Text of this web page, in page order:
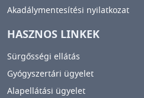
Akadálymentesítési nyilatkozat
HASZNOS LINKEK
Sürgősségi ellátás
Gyógyszertári ügyelet
Alapellátási ügyelet